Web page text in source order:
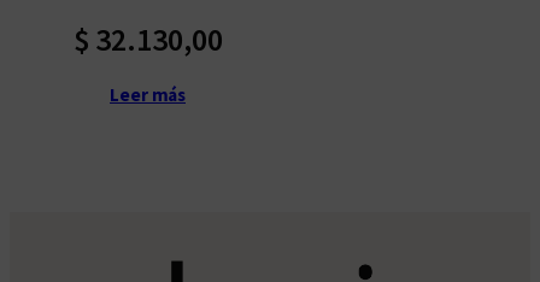
$ 32.130,00
Leer más